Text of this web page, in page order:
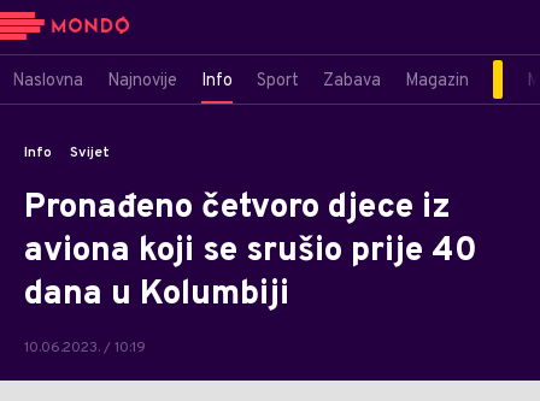
Naslovna Najnovije Info Sport Zabava Magazin
Info Svijet
Pronađeno četvoro djece iz
aviona koji se srušio prije 40
dana u Kolumbiji
10.06.2023. / 10:19